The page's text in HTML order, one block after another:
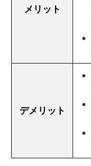
メリット
デメリット